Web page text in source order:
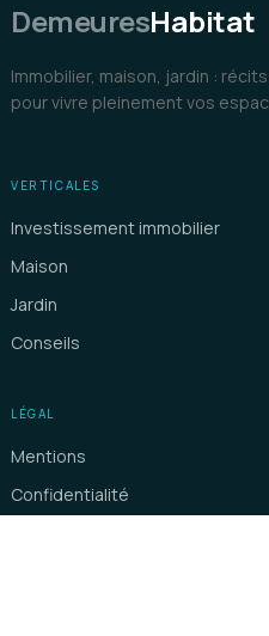
DemeuresHabitat
Immobilier, maison, jardin :
pour vivre pleinement vos
VERTICALES
Investissement immobilier
Maison
Jardin
Conseils
LÉGAL
Mentions
Confidentialité